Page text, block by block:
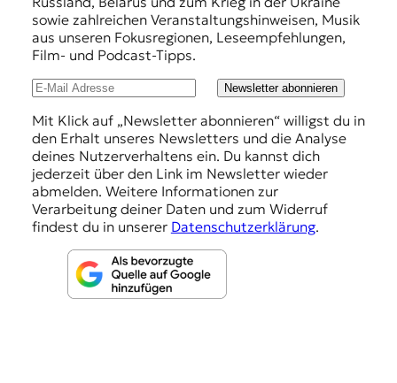
sowie zahlreichen Veranstaltungshinweisen, Musik
aus unseren Fokusregionen, Leseempfehlungen,
Film- und Podcast-Tipps.
Newsletter abonnieren
Mit Klick auf „Newsletter abonnieren“ willigst du in
den Erhalt unseres Newsletters und die Analyse
deines Nutzerverhaltens ein. Du kannst dich
jederzeit über den Link im Newsletter wieder
abmelden. Weitere Informationen zur
Verarbeitung deiner Daten und zum Widerruf
findest du in unserer Datenschutzerklärung.